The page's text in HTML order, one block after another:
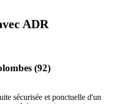
ADR
(92)
sécurisée et ponctuelle d'un